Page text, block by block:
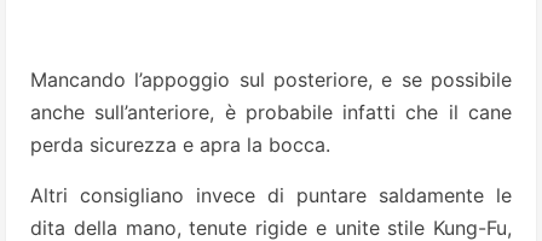
Mancando l’appoggio sul posteriore, e se possibile
anche sull’anteriore, è probabile infatti che il cane
perda sicurezza e apra la bocca.
Altri consigliano invece di puntare saldamente le
dita della mano, tenute rigide e unite stile Kung-Fu,